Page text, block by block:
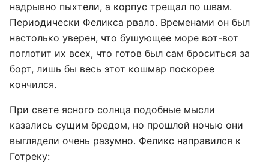
надрывно пыхтели, а корпус трещал по швам.
Периодически Феликса рвало. Временами он был
настолько уверен, что бушующее море вот-вот
поглотит их всех, что готов был сам броситься за
борт, лишь бы весь этот кошмар поскорее
кончился.
При свете ясного солнца подобные мысли
казались сущим бредом, но прошлой ночью они
выглядели очень разумно. Феликс направился к
Готреку: